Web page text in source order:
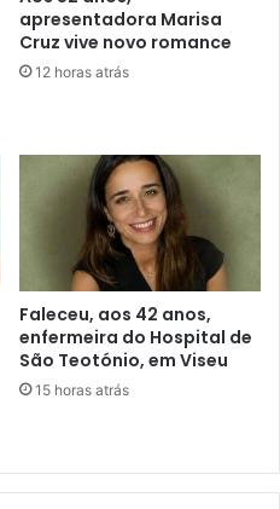
apresentadora Marisa
Cruz vive novo romance
12 horas atrás
Faleceu, aos 42 anos,
enfermeira do Hospital de
São Teotónio, em Viseu
15 horas atrás